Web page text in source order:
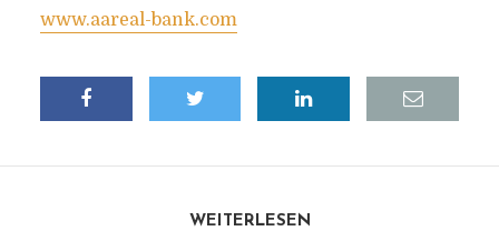
www.aareal-bank.com
WEITERLESEN